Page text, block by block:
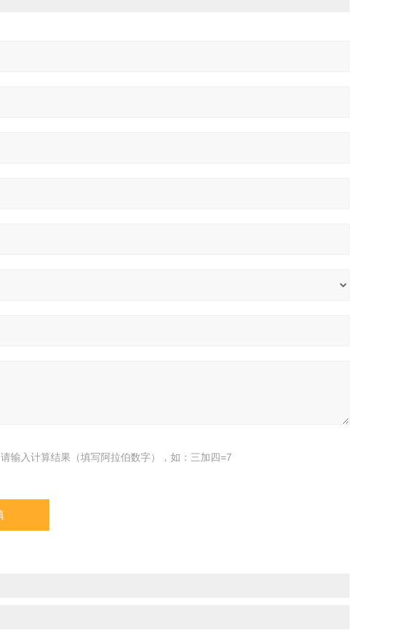
请输入计算结果（填写阿拉伯数字），如：三加四=7